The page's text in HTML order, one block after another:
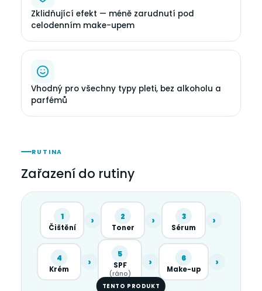
Zklidňující efekt — méně zarudnutí pod
celodenním make-upem
Vhodný pro všechny typy pleti, bez alkoholu a
parfémů
RUTINA
Zařazení do rutiny
1
Čištění
› 2
Toner
› 3
Sérum
›
4
Krém
›
5
SPF
(ráno)
› 6
Make-up
›
TENTO PRODUKT